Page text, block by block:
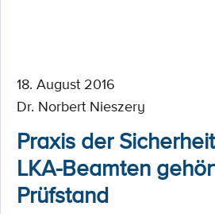
18. August 2016
Dr. Norbert Nieszery
Praxis der
LKA-Beamten
Prüfstand